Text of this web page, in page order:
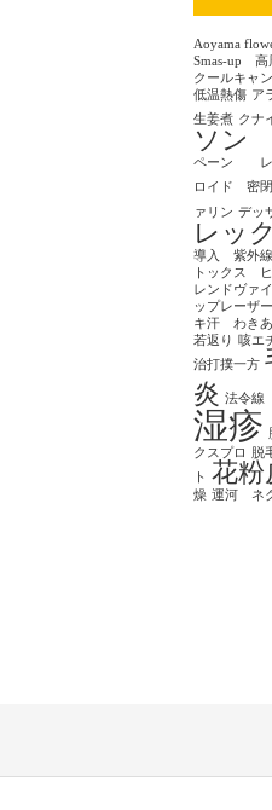
Aoyama
Smas-up
クールキャ
低温熱傷 ア
生姜煮 クナ
ソン
ペーン レ
ロイド 密
ァリン デッ
レッ
導入 紫外線
トックス
レンドヴァ
ップレーザ
キ汗 わき
若返り 咳エ
治打撲一方
炎 法令線
湿疹
クスプロ
脱
ト 花粉
燥 運河 ネ